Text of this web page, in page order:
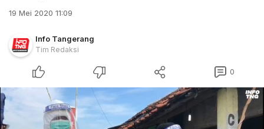
19 Mei 2020 11:09
Info Tangerang
Tim Redaksi
0